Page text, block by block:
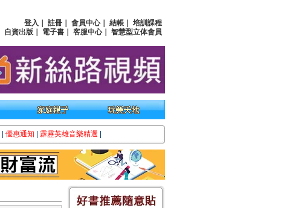
登入 註冊 會員中心｜ 結帳
培訓課程
自資出版 電子書 客服中心｜ 智慧型立体會員
優惠通知 霹靂英雄音樂精選